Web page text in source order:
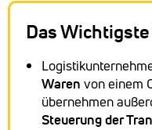
Das
Waren von einem
übernehmen
Steuerung der